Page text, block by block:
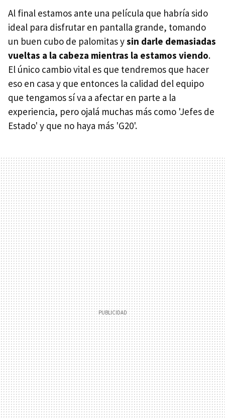
Al final estamos ante una película que habría sido
ideal para disfrutar en pantalla grande, tomando
un buen cubo de palomitas ysin darle demasiadas
vueltas a la cabeza mientras la estamos viendo.
El único cambio vital es que tendremos que hacer
eso en casa y que entonces la calidad del equipo
que tengamos sí va a afectar en parte a la
experiencia, pero ojalá muchas más como 'Jefes de
Estado' y que no haya más 'G20'.